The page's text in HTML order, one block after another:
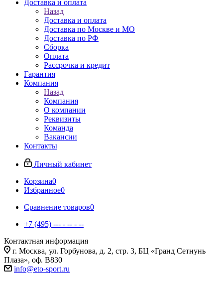
Доставка и оплата
Назад
Доставка и оплата
Доставка по Москве и МО
Доставка по РФ
Сборка
Оплата
Рассрочка и кредит
Гарантия
Компания
Назад
Компания
О компании
Реквизиты
Команда
Вакансии
Контакты
Личный кабинет
Корзина0
Избранное0
Сравнение товаров0
+7 (495) --- - -- - --
Контактная информация
г. Москва, ул. Горбунова, д. 2, стр. 3, БЦ «Гранд Сетнунь
Плаза», оф. В830
info@eto-sport.ru